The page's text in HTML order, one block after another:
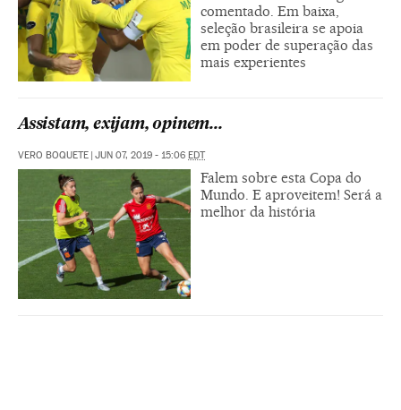
comentado. Em baixa,
seleção brasileira se apoia
em poder de superação das
mais experientes
Assistam, exijam, opinem...
VERO BOQUETE | JUN 07, 2019 - 15:06 EDT
Falem sobre esta Copa do
Mundo. E aproveitem! Será a
melhor da história